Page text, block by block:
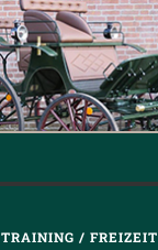
TRAINING / FREIZEIT